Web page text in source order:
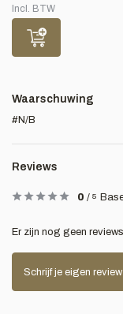
Incl. BTW
Waarschuwing
#N/B
Reviews
0 / 5
Er zijn nog geen
Schrijf je eigen review